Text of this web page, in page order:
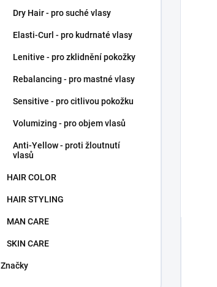
Dry Hair - pro suché vlasy
Elasti-Curl - pro kudrnaté vlasy
Lenitive - pro zklidnění pokožky
Rebalancing - pro mastné vlasy
Sensitive - pro citlivou pokožku
Volumizing - pro objem vlasů
Anti-Yellow - proti žloutnutí
vlasů
HAIR COLOR
HAIR STYLING
MAN CARE
SKIN CARE
Značky